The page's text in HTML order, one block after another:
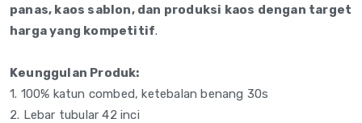
panas, kaos sablon, dan produksi kaos dengan target
harga yang kompetitif.
Keunggulan Produk:
1. 100% katun combed, ketebalan benang 30s
2. Lebar tubular 42 inci